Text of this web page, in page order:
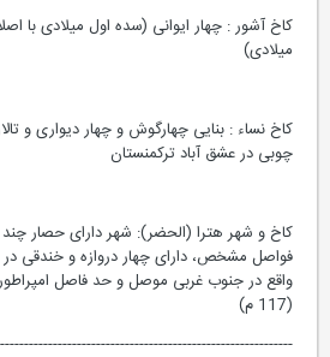
کاخ آشور : چهار ایوانی (سده اول میلادی با
میلادی)
کاخ نساء : بنایی چهارگوش و چهار دیواری و
چوبی در عشق آباد ترکمنستان
کاخ و شهر هترا (الحضر): شهر دارای حصار چند
فواصل مشخص، دارای چهار دروازه و خندقی در
واقع در جنوب غربی موصل و حد فاصل